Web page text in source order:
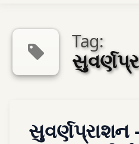
Ayurveda Sexologist
અમારો સંપર્ક કરો
Tag:
સુવર્ણપ્રાશન
આયુર્વેદ
a